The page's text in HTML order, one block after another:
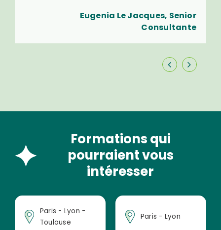
Eugenia Le Jacques, Senior
Consultante
Formations qui
pourraient vous
intéresser
Paris - Lyon -
Toulouse
Paris - Lyon